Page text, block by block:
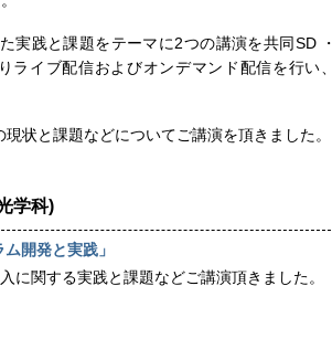
践と課題をテーマに2つの講演を共同SD ・
イブ配信およびオンデマンド配信を行い、
状と課題などについてご講演を頂きました。
学科)
開発と実践」
に関する実践と課題などご講演頂きました。